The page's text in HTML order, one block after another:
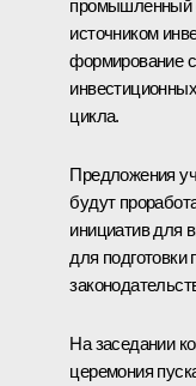
промышленный
источником
формирование
цикла.
Предложения
будут
инициатив для
для
На заседании
церемония